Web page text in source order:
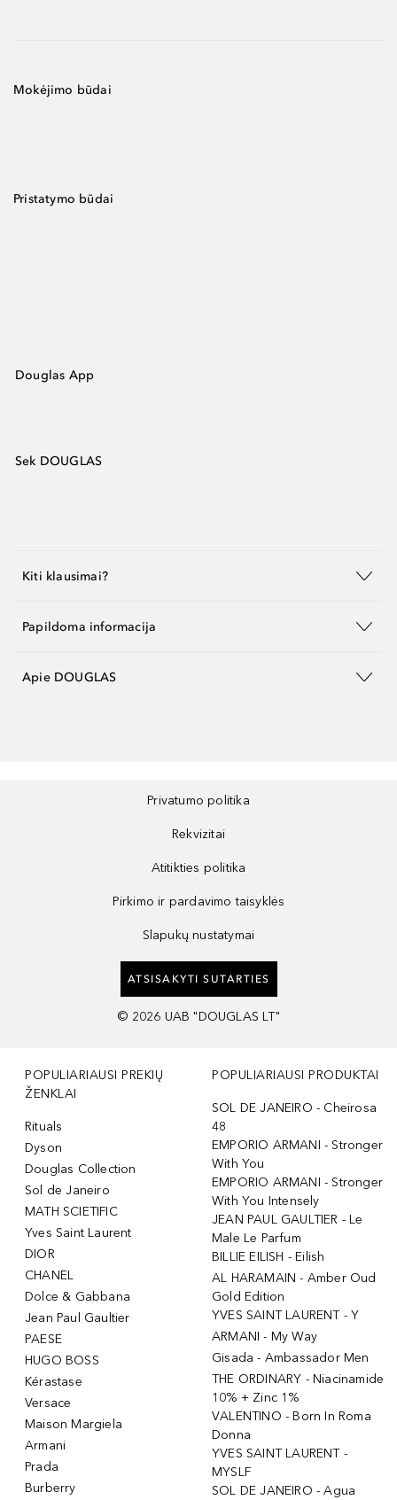
Mokėjimo būdai
Pristatymo būdai
Douglas App
Sek DOUGLAS
Kiti klausimai?
Papildoma informacija
Apie DOUGLAS
Privatumo politika
Rekvizitai
Atitikties politika
Pirkimo ir pardavimo taisyklės
Slapukų nustatymai
ATSISAKYTI SUTARTIES
© 2026 UAB "DOUGLAS LT"
POPULIARIAUSI PREKIŲ
ŽENKLAI
Rituals
Dyson
Douglas Collection
Sol de Janeiro
MATH SCIETIFIC
Yves Saint Laurent
DIOR
CHANEL
Dolce & Gabbana
Jean Paul Gaultier
PAESE
HUGO BOSS
Kérastase
Versace
Maison Margiela
Armani
Prada
Burberry
POPULIARIAUSI PRODUKTAI
SOL DE JANEIRO - Cheirosa
48
EMPORIO ARMANI - Stronger
With You
EMPORIO ARMANI - Stronger
With You Intensely
JEAN PAUL GAULTIER - Le
Male Le Parfum
BILLIE EILISH - Eilish
AL HARAMAIN - Amber Oud
Gold Edition
YVES SAINT LAURENT - Y
ARMANI - My Way
Gisada - Ambassador Men
THE ORDINARY - Niacinamide
10% + Zinc 1%
VALENTINO - Born In Roma
Donna
YVES SAINT LAURENT -
MYSLF
SOL DE JANEIRO - Agua